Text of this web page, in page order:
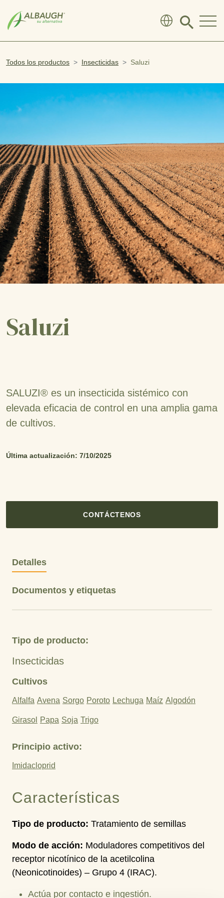
Click
search
Todos los productos Insecticidas Saluzi
Saluzi
SALUZI® es un insecticida sistémico con
elevada eficacia de control en una amplia gama
de cultivos.
Última actualización: 7/10/2025
CONTÁCTENOS
Detalles
Documentos y etiquetas
Tipo de producto:
Insecticidas
Cultivos
Alfalfa Avena Sorgo Poroto Lechuga Maíz Algodón
Girasol Papa Soja Trigo
Principio activo:
Imidacloprid
Características
Tipo de producto: Tratamiento de semillas
Modo de acción: Moduladores competitivos del
receptor nicotínico de la acetilcolina
(Neonicotinoides) – Grupo 4 (IRAC).
Actúa por contacto e ingestión.